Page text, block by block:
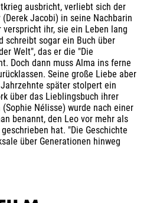
ausbricht, verliebt sich der
Jacobi) in seine Nachbarin
verspricht ihr, sie ein Leben lang
schreibt sogar ein Buch über
Welt", das er die "Die
Doch dann muss Alma ins ferne
Seine große Liebe aber
später stolpert ein
über das Lieblingsbuch ihrer
Nélisse) wurde nach einer
benannt, den Leo vor mehr als
hat. "Die Geschichte
über Generationen hinweg